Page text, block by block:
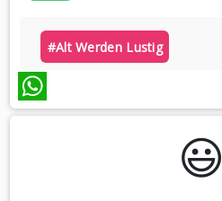
#alt Werden Lustig
WhatsApp
😃️